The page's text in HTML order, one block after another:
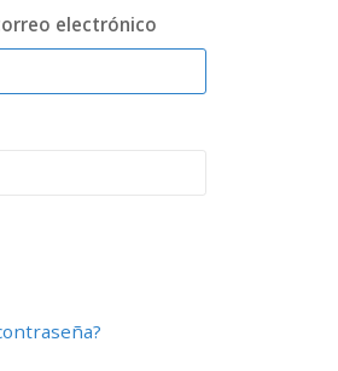
electrónico